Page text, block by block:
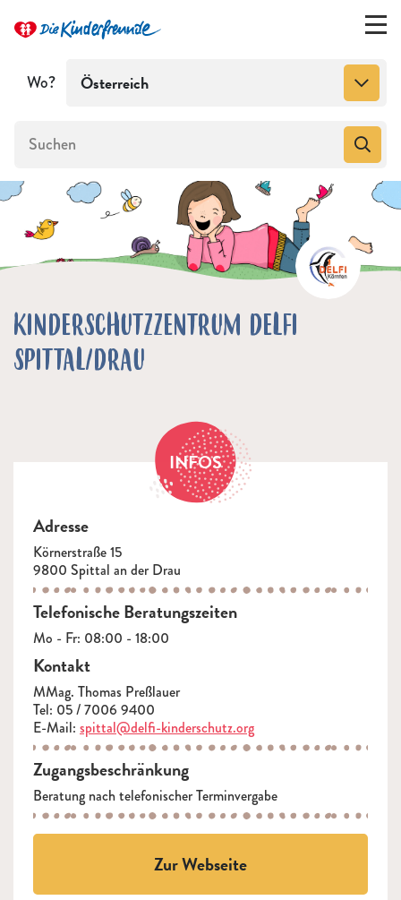
Wo? Österreich
KINDERSCHUTZZENTRUM DELFI
SPITTAL/DRAU
INFOS
Adresse
Körnerstraße 15
9800 Spittal an der Drau
Telefonische Beratungszeiten
Mo - Fr: 08:00 - 18:00
Kontakt
MMag. Thomas Preßlauer
Tel: 05 / 7006 9400
E-Mail: spittal@delfi-kinderschutz.org
Zugangsbeschränkung
Beratung nach telefonischer Terminvergabe
Zur Webseite